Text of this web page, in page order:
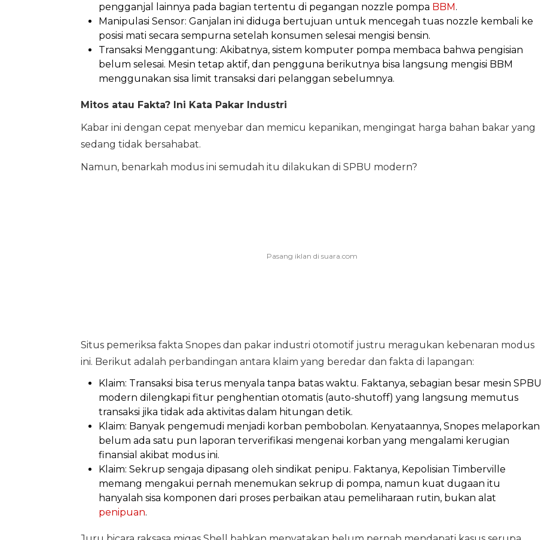
pengganjal lainnya pada bagian tertentu di pegangan nozzle pompa BBM.
Manipulasi Sensor: Ganjalan ini diduga bertujuan untuk mencegah tuas nozzle kembali ke
posisi mati secara sempurna setelah konsumen selesai mengisi bensin.
Transaksi Menggantung: Akibatnya, sistem komputer pompa membaca bahwa pengisian
belum selesai. Mesin tetap aktif, dan pengguna berikutnya bisa langsung mengisi BBM
menggunakan sisa limit transaksi dari pelanggan sebelumnya.
Mitos atau Fakta? Ini Kata Pakar Industri
Kabar ini dengan cepat menyebar dan memicu kepanikan, mengingat harga bahan bakar yang
sedang tidak bersahabat.
Namun, benarkah modus ini semudah itu dilakukan di SPBU modern?
Situs pemeriksa fakta Snopes dan pakar industri otomotif justru meragukan kebenaran modus
ini. Berikut adalah perbandingan antara klaim yang beredar dan fakta di lapangan:
Klaim: Transaksi bisa terus menyala tanpa batas waktu. Faktanya, sebagian besar mesin SPBU
modern dilengkapi fitur penghentian otomatis (auto-shutoff) yang langsung memutus
transaksi jika tidak ada aktivitas dalam hitungan detik.
Klaim: Banyak pengemudi menjadi korban pembobolan. Kenyataannya, Snopes melaporkan
belum ada satu pun laporan terverifikasi mengenai korban yang mengalami kerugian
finansial akibat modus ini.
Klaim: Sekrup sengaja dipasang oleh sindikat penipu. Faktanya, Kepolisian Timberville
memang mengakui pernah menemukan sekrup di pompa, namun kuat dugaan itu
hanyalah sisa komponen dari proses perbaikan atau pemeliharaan rutin, bukan alat
penipuan.